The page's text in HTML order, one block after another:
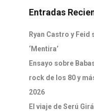
Entradas
Ryan Castro y Feid
‘Mentira’
Ensayo sobre
rock de los 80 y
2026
El viaje de Serú